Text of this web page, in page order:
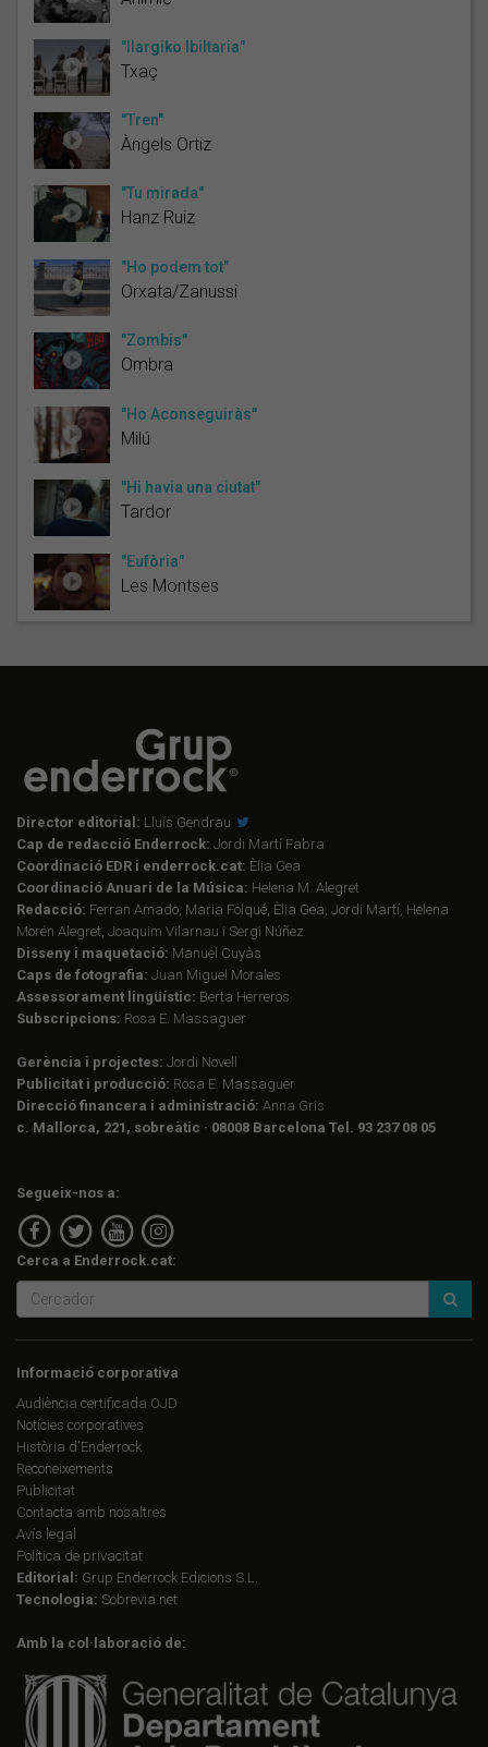
"Ilargiko Ibiltaria"
Txaç
"Tren"
Àngels Ortiz
"Tu mirada"
Hanz Ruiz
"Ho podem tot"
Orxata/Zanussi
"Zombis"
Ombra
"Ho Aconseguiràs"
Milú
"Hi havia una ciutat"
Tardor
"Eufòria"
Les Montses
Director editorial: Lluís Gendrau
Cap de redacció Enderrock: Jordi Martí Fabra
Coordinació EDR i enderrock.cat: Èlia Gea
Coordinació Anuari de la Música: Helena M. Alegret
Redacció: Ferran Amado, Maria Folqué, Èlia Gea, Jordi Martí, Helena
Morén Alegret, Joaquim Vilarnau i Sergi Núñez
Disseny i maquetació: Manuel Cuyàs
Caps de fotografia: Juan Miguel Morales
Assessorament lingüístic: Berta Herreros
Subscripcions: Rosa E. Massaguer
Gerència i projectes: Jordi Novell
Publicitat i producció: Rosa E. Massaguer
Direcció financera i administració: Anna Gris
c. Mallorca, 221, sobreàtic · 08008 Barcelona Tel. 93 237 08 05
Segueix-nos a:
Cerca a Enderrock.cat:
Informació corporativa
Audiència certificada OJD
Notícies corporatives
Història d'Enderrock
Reconeixements
Publicitat
Contacta amb nosaltres
Avís legal
Política de privacitat
Editorial: Grup Enderrock Edicions S.L.
Tecnologia: Sobrevia.net
Amb la col·laboració de: